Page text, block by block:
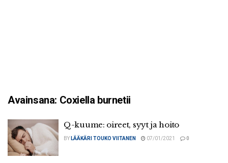
Avainsana: Coxiella burnetii
Q-kuume: oireet, syyt ja hoito
BY LÄÄKÄRI TOUKO VIITANEN 07/01/2021 0